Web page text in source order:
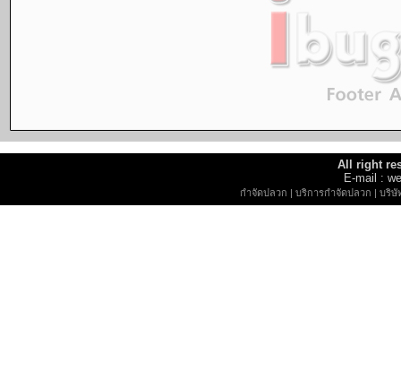
All right
E-mail :
กำจัดปลวก | บริการกำจัดปลวก | บริษั